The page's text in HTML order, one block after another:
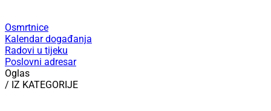
Osmrtnice
Kalendar događanja
Radovi u tijeku
Poslovni adresar
Oglas
/ IZ KATEGORIJE